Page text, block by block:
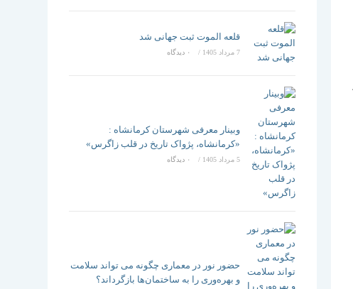
قلعه الموت ثبت جهانی شد
7 مرداد 1405 / ۰ دیدگاه
وبینار معرفی شهرستان کرمانشاه :
«کرمانشاه، پژواک تاریخ در قلب زاگرس»
5 مرداد 1405 / ۰ دیدگاه
حضور نور در معماری چگونه می تواند سلامت
و بهره‌وری را به ساختمان‌ها بازگرداند؟